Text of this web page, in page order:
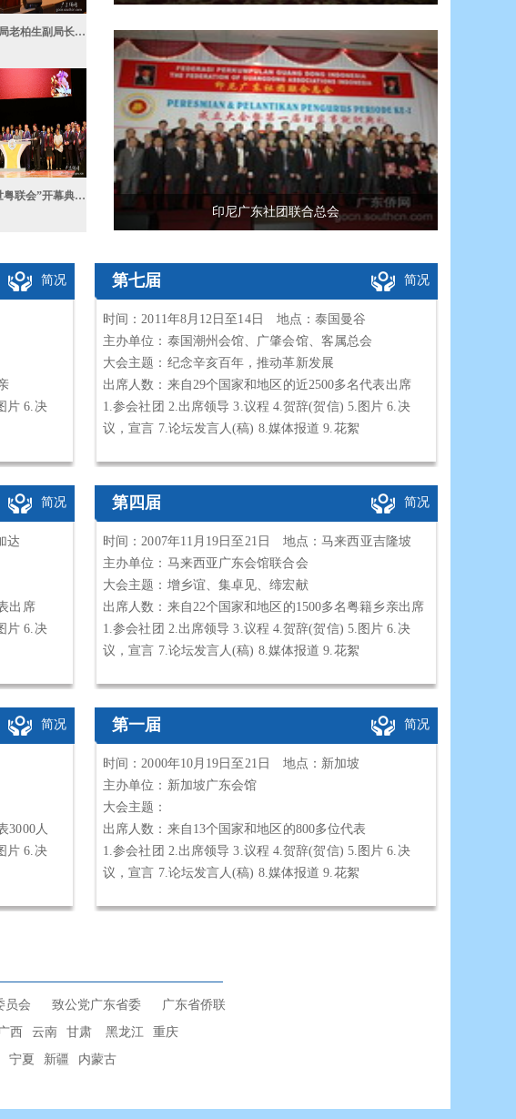
印尼广东社团联合总会
澳门教青局老柏生副局长在侨青大会上致辞
第八届“世粤联会”开幕典礼亮灯仪式
简况
片 6.决
第七届 简况
时间：2011年8月12日至14日 地点：泰国曼谷
主办单位：泰国潮州会馆、广肇会馆、客属总会
大会主题：纪念辛亥百年，推动革新发展
出席人数：来自29个国家和地区的近2500多名代表出席
1.参会社团 2.出席领导 3.议程 4.贺辞(贺信) 5.图片 6.决
议，宣言 7.论坛发言人(稿) 8.媒体报道 9.花絮
简况
达
出席
片 6.决
第四届 简况
时间：2007年11月19日至21日 地点：马来西亚吉隆坡
主办单位：马来西亚广东会馆联合会
大会主题：增乡谊、集卓见、缔宏献
出席人数：来自22个国家和地区的1500多名粤籍乡亲出席
1.参会社团 2.出席领导 3.议程 4.贺辞(贺信) 5.图片 6.决
议，宣言 7.论坛发言人(稿) 8.媒体报道 9.花絮
简况
3000人
片 6.决
第一届 简况
时间：2000年10月19日至21日 地点：新加坡
主办单位：新加坡广东会馆
大会主题：
出席人数：来自13个国家和地区的800多位代表
1.参会社团 2.出席领导 3.议程 4.贺辞(贺信) 5.图片 6.决
议，宣言 7.论坛发言人(稿) 8.媒体报道 9.花絮
员会 致公党广东省委
广东省侨联
西 云南 甘肃 黑龙江
重庆
宁夏 新疆 内蒙古